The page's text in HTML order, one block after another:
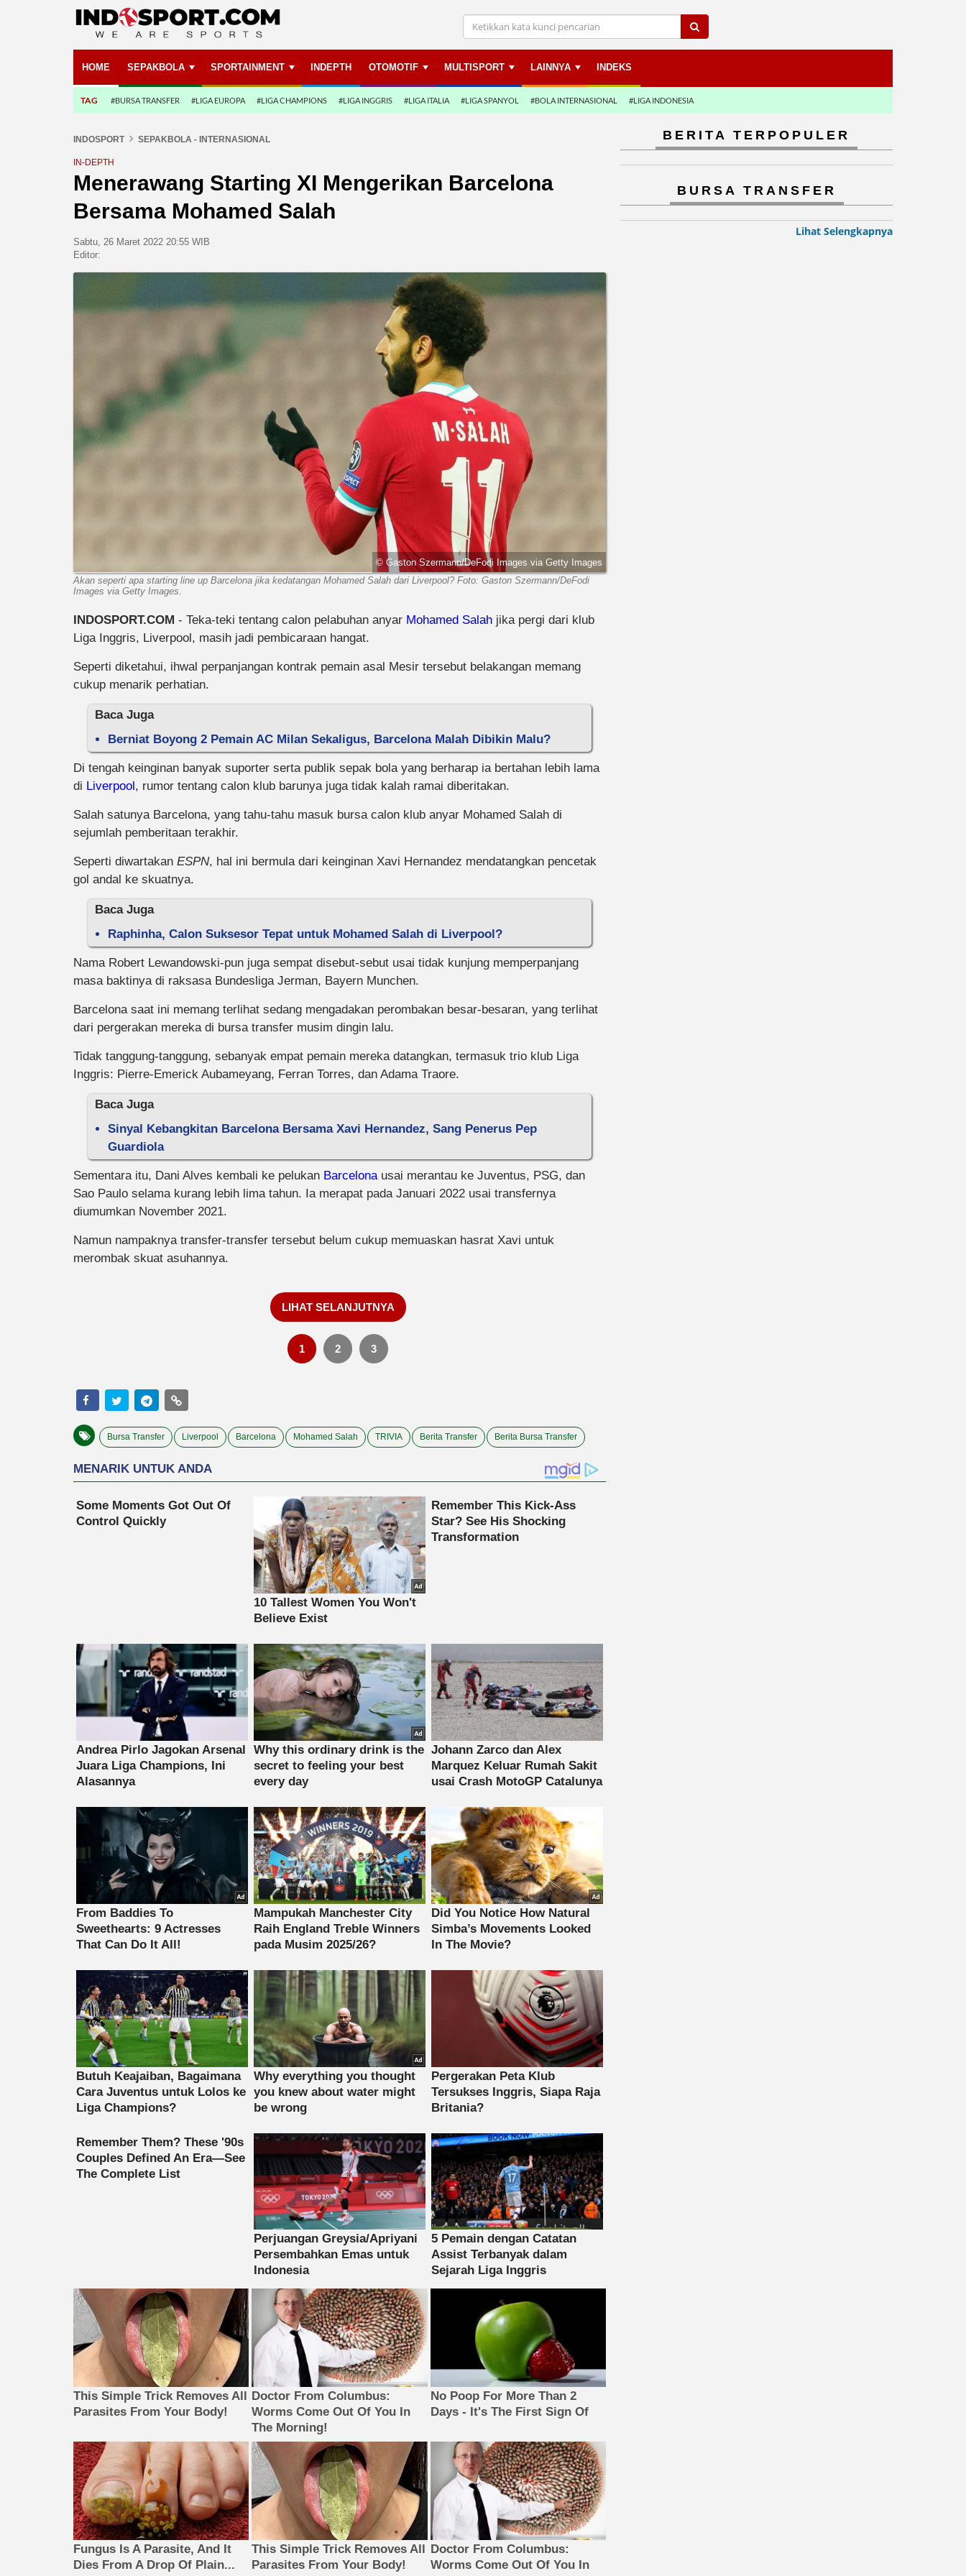
HOME SEPAKBOLA SPORTAINMENT INDEPTH OTOMOTIF MULTISPORT LAINNYA INDEKS
TAG #BURSA TRANSFER #LIGA EUROPA #LIGA CHAMPIONS #LIGA INGGRIS #LIGA ITALIA #LIGA SPANYOL #BOLA INTERNASIONAL #LIGA INDONESIA
INDOSPORT SEPAKBOLA - INTERNASIONAL
IN-DEPTH
Menerawang Starting XI Mengerikan Barcelona
Bersama Mohamed Salah
Sabtu, 26 Maret 2022 20:55 WIB
Editor:
© Gaston Szermann/DeFodi Images via Getty Images
Akan seperti apa starting line up Barcelona jika kedatangan Mohamed Salah dari Liverpool? Foto: Gaston Szermann/DeFodi
Images via Getty Images.
INDOSPORT.COM - Teka-teki tentang calon pelabuhan anyar Mohamed Salah jika pergi dari klub
Liga Inggris, Liverpool, masih jadi pembicaraan hangat.
Seperti diketahui, ihwal perpanjangan kontrak pemain asal Mesir tersebut belakangan memang
cukup menarik perhatian.
Baca Juga
Berniat Boyong 2 Pemain AC Milan Sekaligus, Barcelona Malah Dibikin Malu?
Di tengah keinginan banyak suporter serta publik sepak bola yang berharap ia bertahan lebih lama
di Liverpool, rumor tentang calon klub barunya juga tidak kalah ramai diberitakan.
Salah satunya Barcelona, yang tahu-tahu masuk bursa calon klub anyar Mohamed Salah di
sejumlah pemberitaan terakhir.
Seperti diwartakan ESPN, hal ini bermula dari keinginan Xavi Hernandez mendatangkan pencetak
gol andal ke skuatnya.
Baca Juga
Raphinha, Calon Suksesor Tepat untuk Mohamed Salah di Liverpool?
Nama Robert Lewandowski-pun juga sempat disebut-sebut usai tidak kunjung memperpanjang
masa baktinya di raksasa Bundesliga Jerman, Bayern Munchen.
Barcelona saat ini memang terlihat sedang mengadakan perombakan besar-besaran, yang terlihat
dari pergerakan mereka di bursa transfer musim dingin lalu.
Tidak tanggung-tanggung, sebanyak empat pemain mereka datangkan, termasuk trio klub Liga
Inggris: Pierre-Emerick Aubameyang, Ferran Torres, dan Adama Traore.
Baca Juga
Sinyal Kebangkitan Barcelona Bersama Xavi Hernandez, Sang Penerus Pep
Guardiola
Sementara itu, Dani Alves kembali ke pelukan Barcelonausai merantau ke Juventus, PSG, dan
Sao Paulo selama kurang lebih lima tahun. Ia merapat pada Januari 2022 usai transfernya
diumumkan November 2021.
Namun nampaknya transfer-transfer tersebut belum cukup memuaskan hasrat Xavi untuk
merombak skuat asuhannya.
LIHAT SELANJUTNYA
1 2 3
Bursa Transfer Liverpool Barcelona Mohamed Salah TRIVIA Berita Transfer Berita Bursa Transfer
This Simple Trick Removes All
Parasites From Your Body!
Doctor From Columbus:
Worms Come Out Of You In
The Morning!
No Poop For More Than 2
Days - It's The First Sign Of
Fungus Is A Parasite, And It
Dies From A Drop Of Plain...
This Simple Trick Removes All
Parasites From Your Body!
Doctor From Columbus:
Worms Come Out Of You In
BERITA TERPOPULER
BURSA TRANSFER
Lihat Selengkapnya